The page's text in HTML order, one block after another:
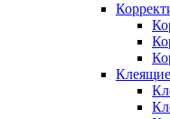
Клеящие